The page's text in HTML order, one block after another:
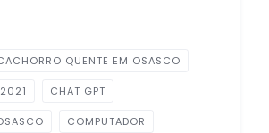
QUENTE EM OSASCO
CHAT GPT
COMPUTADOR